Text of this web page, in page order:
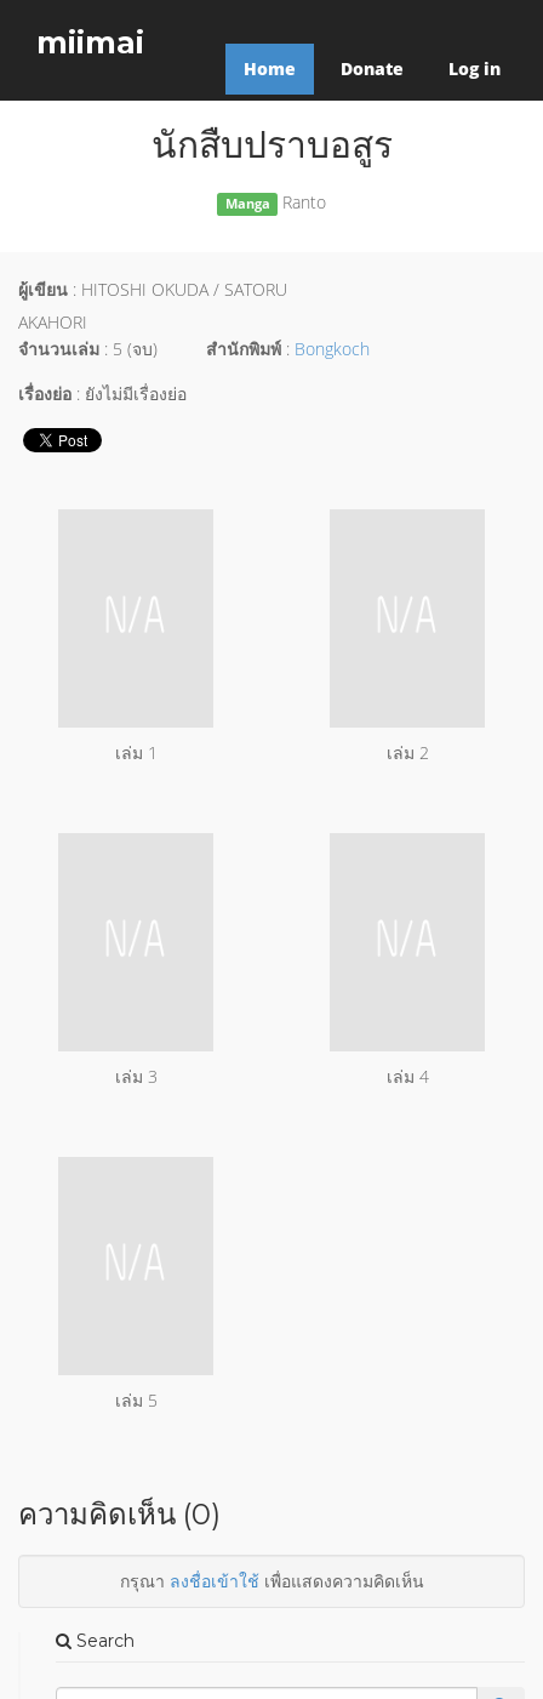
miimai
Home Donate Log in
นักสืบปราบอสูร
Manga Ranto
ผู้เขียน : HITOSHI OKUDA / SATORU
AKAHORI
จำนวนเล่ม : 5 (จบ) สำนักพิมพ์ : Bongkoch
เรื่องย่อ : ยังไม่มีเรื่องย่อ
เล่ม 1 เล่ม 2
เล่ม 3 เล่ม 4
เล่ม 5
ความคิดเห็น (0)
กรุณา ลงชื่อเข้าใช้เพื่อแสดงความคิดเห็น
Search